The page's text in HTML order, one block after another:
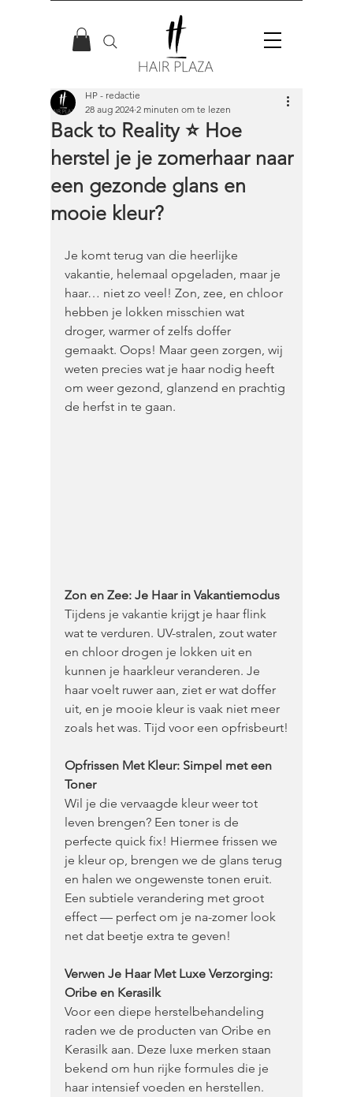
Back to Reality ⭐️ Hoe
herstel je je zomerhaar naar
een gezonde glans en
mooie kleur?
HP - redactie
28 aug 2024 2 minuten om te lezen
Je komt terug van die heerlijke
vakantie, helemaal opgeladen, maar je
haar… niet zo veel! Zon, zee, en chloor
hebben je lokken misschien wat
droger, warmer of zelfs doffer
gemaakt. Oops! Maar geen zorgen, wij
weten precies wat je haar nodig heeft
om weer gezond, glanzend en prachtig
de herfst in te gaan.
Zon en Zee: Je Haar in Vakantiemodus
Tijdens je vakantie krijgt je haar flink
wat te verduren. UV-stralen, zout water
en chloor drogen je lokken uit en
kunnen je haarkleur veranderen. Je
haar voelt ruwer aan, ziet er wat doffer
uit, en je mooie kleur is vaak niet meer
zoals het was. Tijd voor een opfrisbeurt!
Opfrissen Met Kleur: Simpel met een
Toner
Wil je die vervaagde kleur weer tot
leven brengen? Een toner is de
perfecte quick fix! Hiermee frissen we
je kleur op, brengen we de glans terug
en halen we ongewenste tonen eruit.
Een subtiele verandering met groot
effect — perfect om je na-zomer look
net dat beetje extra te geven!
Verwen Je Haar Met Luxe Verzorging:
Oribe en Kerasilk
Voor een diepe herstelbehandeling
raden we de producten van Oribe en
Kerasilk aan. Deze luxe merken staan
bekend om hun rijke formules die je
haar intensief voeden en herstellen.